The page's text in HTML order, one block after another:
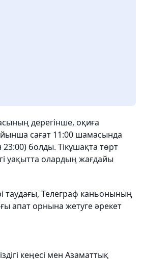
дерегінше, оқиға
сағат 11:00 шамасында
болды. Тікұшақта төрт
уақытта олардың жағдайы
таудағы, Телеграф каньонының
апат орнына жетуге әрекет
кеңесі мен Азаматтық